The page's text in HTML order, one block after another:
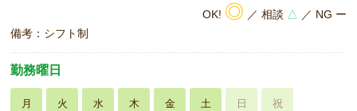
OK! ◎ ／ 相談 △ ／ NG ー
備考：シフト制
勤務曜日
月 火 水 木 金 土 日 祝